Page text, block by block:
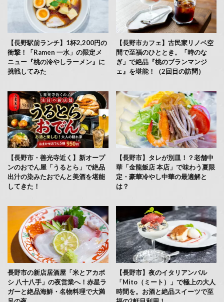
【長野駅前ランチ】1杯2,200円の
衝撃！「Ramen 一水」の限定メ
ニュー『桃の冷やしラーメン』に
挑戦してみた
【長野市カフェ】古民家リノベ空
間で至福のひととき。「時のな
ぎ」で絶品『桃のブランマンジ
ェ』を堪能！（2回目の訪問）
【長野市・善光寺近く】新オープ
ンのおでん屋「うるとら」で絶品
出汁の染みたおでんと美酒を堪能
してきた！
【長野市】タレが別皿！？老舗中
華「金龍飯店 本店」で味わう夏限
定・豪華冷やし中華の最適解と
は？
長野市の新店居酒屋「米とアカボ
シ 八十八手」の夜営業へ！赤星ラ
ガーと絶品海鮮・名物料理で大満
【長野市】夜のイタリアンバル
「Mito（ミート）」で極上の大人
時間を。お酒と絶品スイーツで至